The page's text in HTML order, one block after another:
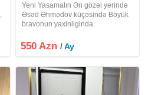
Yeni Yasamalın Ən gözəl yerində
Əsəd Əhmədov küçəsində Böyük
bravonun yaxinliginda
Yeni tikili binanın 12 mərtəbəli
binanın 7 ci mərtəbəsində ümumi
otağa
550 Azn/ Ay